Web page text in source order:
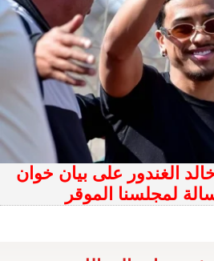
الغندور على بيان خوان
لمجلسنا الموقر